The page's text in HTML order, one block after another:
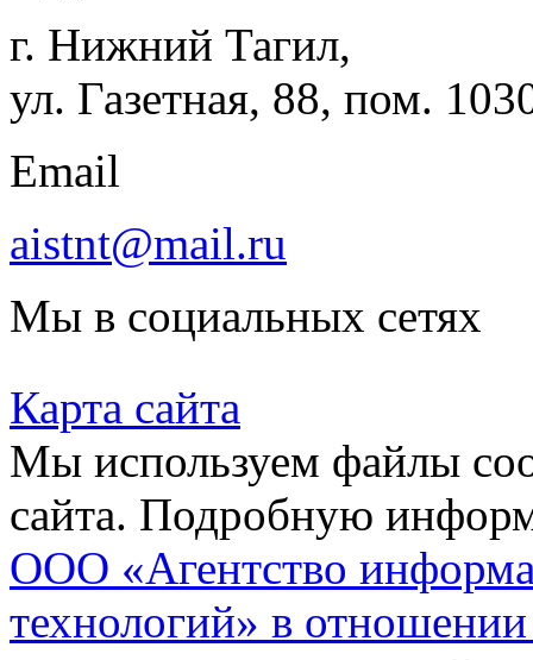
г. Нижний Тагил,
ул. Газетная, 88, пом.
Email
aistnt@mail.ru
Мы в социальных сетях
Карта сайта
Мы используем файлы
сайта. Подробную
ООО «Агентство
технологий» в